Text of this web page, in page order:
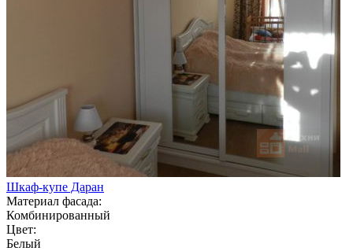
Шкаф-купе Даран
Материал фасада:
Комбинированный
Цвет:
Белый